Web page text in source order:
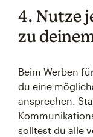
4. Nutze
zu
Beim Werben
du eine
ansprechen.
solltest du alle